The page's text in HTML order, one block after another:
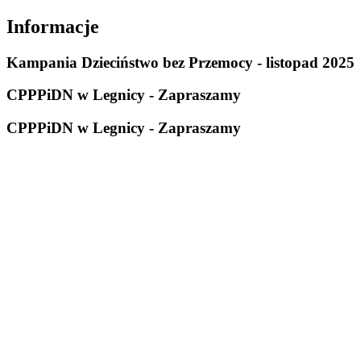
Informacje
Kampania Dzieciństwo bez Przemocy - listopad 2025
CPPPiDN w Legnicy - Zapraszamy
CPPPiDN w Legnicy - Zapraszamy